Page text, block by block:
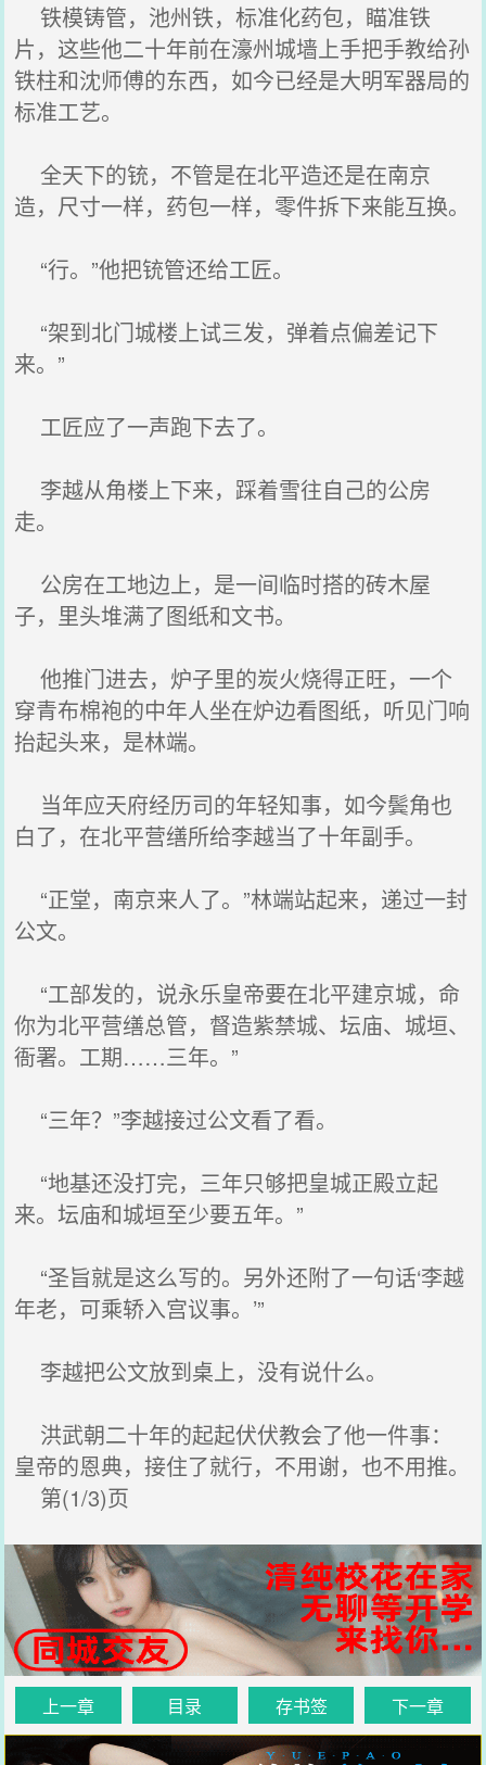
铁模铸管，池州铁，标准化药包，瞄准铁
片，这些他二十年前在濠州城墙上手把手教给孙
铁柱和沈师傅的东西，如今已经是大明军器局的
标准工艺。
全天下的铳，不管是在北平造还是在南京
造，尺寸一样，药包一样，零件拆下来能互换。
“行。”他把铳管还给工匠。
“架到北门城楼上试三发，弹着点偏差记下
来。”
工匠应了一声跑下去了。
李越从角楼上下来，踩着雪往自己的公房
走。
公房在工地边上，是一间临时搭的砖木屋
子，里头堆满了图纸和文书。
他推门进去，炉子里的炭火烧得正旺，一个
穿青布棉袍的中年人坐在炉边看图纸，听见门响
抬起头来，是林端。
当年应天府经历司的年轻知事，如今鬓角也
白了，在北平营缮所给李越当了十年副手。
“正堂，南京来人了。”林端站起来，递过一封
公文。
“工部发的，说永乐皇帝要在北平建京城，命
你为北平营缮总管，督造紫禁城、坛庙、城垣、
衙署。工期……三年。”
“三年？”李越接过公文看了看。
“地基还没打完，三年只够把皇城正殿立起
来。坛庙和城垣至少要五年。”
“圣旨就是这么写的。另外还附了一句话‘李越
年老，可乘轿入宫议事。’”
李越把公文放到桌上，没有说什么。
洪武朝二十年的起起伏伏教会了他一件事：
皇帝的恩典，接住了就行，不用谢，也不用推。
第(1/3)页
上一章 目录 存书签 下一章